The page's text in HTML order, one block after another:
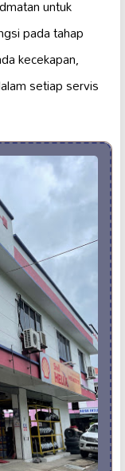
untuk
pada tahap
kecekapan,
setiap servis